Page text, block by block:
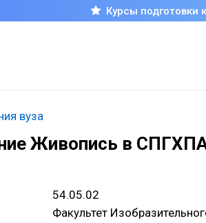
Курсы подготовки
вуза
Живопись в
54.05.02
Факультет